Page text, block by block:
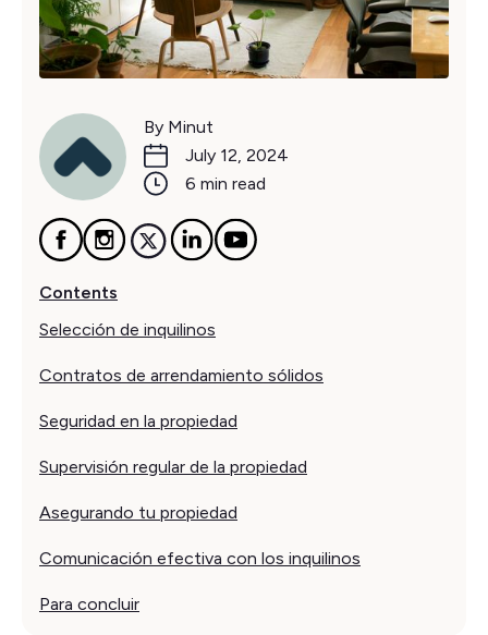
By Minut
July 12, 2024
6 min read
Contents
Selección de inquilinos
Contratos de arrendamiento sólidos
Seguridad en la propiedad
Supervisión regular de la propiedad
Asegurando tu propiedad
Comunicación efectiva con los inquilinos
Para concluir